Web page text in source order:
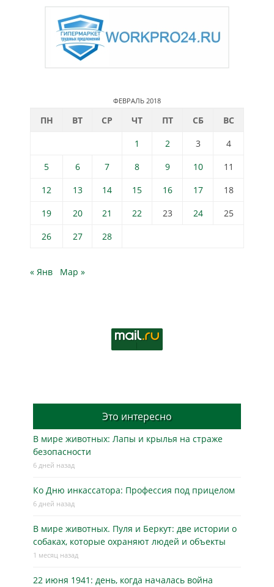
ФЕВРАЛЬ 2018
ПН ВТ СР ЧТ ПТ СБ
ВС
1
2 3
4
5
6 7 8 9 10
11
12
13 14 15 16 17
18
19
20 21 22 23 24
25
26
27 28
« Янв Мар »
Это интересно
В мире животных: Лапы и крылья на страже
безопасности
6 дней назад
Ко Дню инкассатора: Профессия под прицелом
6 дней назад
В мире животных. Пуля и Беркут: две истории о
собаках, которые охраняют людей и объекты
1 месяц назад
22 июня 1941: день, когда началась война